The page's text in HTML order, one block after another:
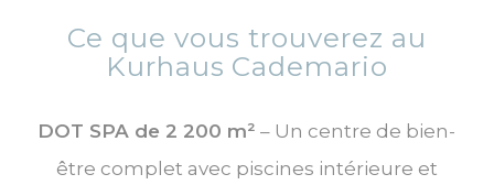
Ce que vous trouverez au
Kurhaus Cademario
DOT SPA de 2 200 m² – Un centre de bien-
être complet avec piscines intérieure et